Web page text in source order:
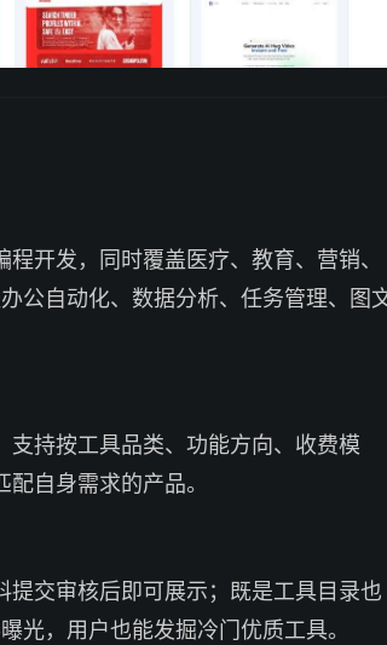
开发，同时覆盖医疗、教育、营销、
公自动化、数据分析、任务管理、图
持按工具品类、功能方向、收费模
自身需求的产品。
交审核后即可展示；既是工具目录也
光，用户也能发掘冷门优质工具。